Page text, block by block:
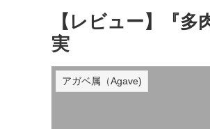
【レビュー】『
実
アガベ属（Agave)